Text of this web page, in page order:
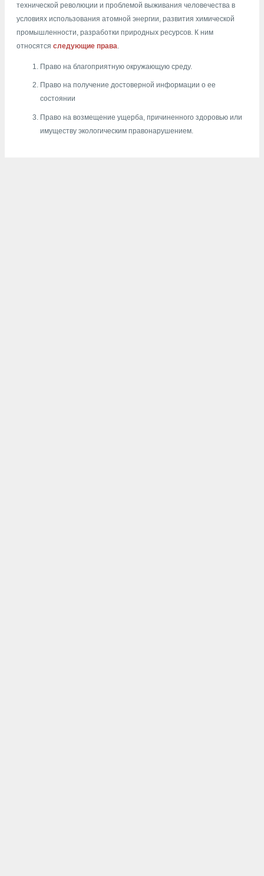
технической революции и проблемой выживания человечества в
условиях использования атомной энергии, развития химической
промышленности, разработки природных ресурсов. К ним
относятся следующие права.
Право на благоприятную окружающую среду.
Право на получение достоверной информации о ее
состоянии
Право на возмещение ущерба, причиненного здоровью или
имуществу экологическим правонарушением.